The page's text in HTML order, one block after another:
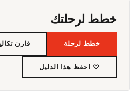
خطط لرحلتك
خطط لرحلة قارن
♡ احفظ هذا الدليل